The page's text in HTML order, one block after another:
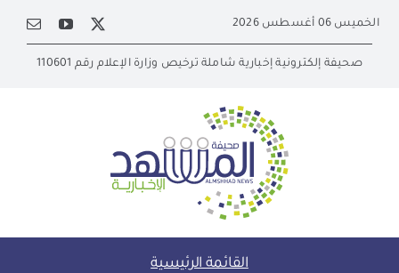
content
الخميس 06 أغسطس 2026
صحيفة إلكترونية إخبارية شاملة ترخيص وزارة الإعلام رقم 110601
القائمة الرئيسية